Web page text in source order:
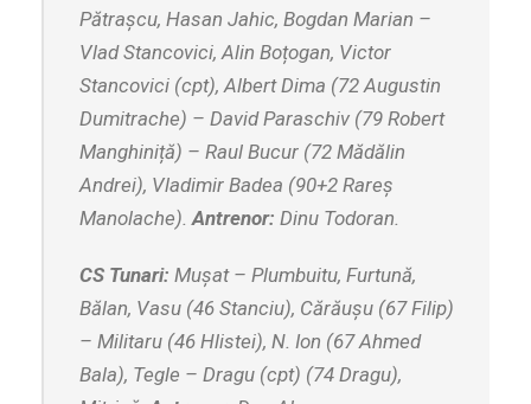
Pătrașcu, Hasan Jahic, Bogdan Marian –
Vlad Stancovici, Alin Boțogan, Victor
Stancovici (cpt), Albert Dima (72 Augustin
Dumitrache) – David Paraschiv (79 Robert
Manghiniță) – Raul Bucur (72 Mădălin
Andrei), Vladimir Badea (90+2 Rareș
Manolache).Antrenor: Dinu Todoran.
CS Tunari: Mușat – Plumbuitu, Furtună,
Bălan, Vasu (46 Stanciu), Cărăușu (67 Filip)
– Militaru (46 Hlistei), N. Ion (67 Ahmed
Bala), Tegle – Dragu (cpt) (74 Dragu),